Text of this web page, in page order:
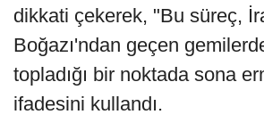
dikkati çekerek, "Bu süreç,
Boğazı'ndan geçen
topladığı bir noktada sona
ifadesini kullandı.